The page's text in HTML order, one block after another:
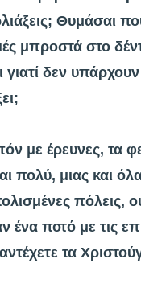
Θυμάσαι
μπροστά στο
γιατί δεν
με έρευνες, τα
πολύ, μιας και
πόλεις,
ένα ποτό με τις
τα